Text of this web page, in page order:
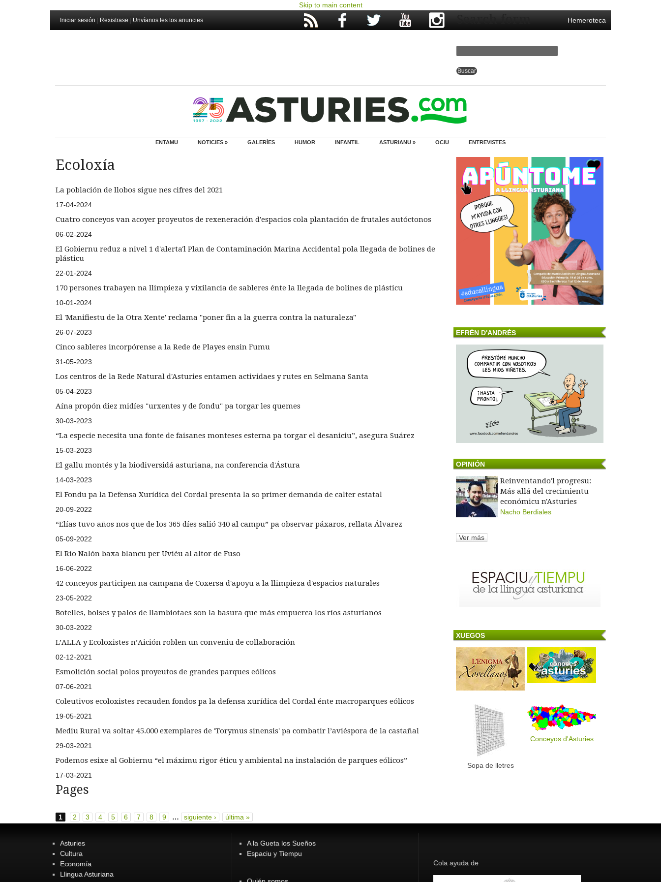
Skip to main content
Iniciar sesión Rexistrase Unvíanos les tos anuncies Hemeroteca
Search form
ENTAMU NOTICIES » GALERÍES HUMOR INFANTIL ASTURIANU » OCIU ENTREVISTES
Ecoloxía
La población de llobos sigue nes cifres del 2021
17-04-2024
Cuatro conceyos van acoyer proyeutos de rexeneración d'espacios cola plantación de frutales autóctonos
06-02-2024
El Gobiernu reduz a nivel 1 d'alerta'l Plan de Contaminación Marina Accidental pola llegada de bolines de
plásticu
22-01-2024
170 persones trabayen na llimpieza y vixilancia de sableres énte la llegada de bolines de plásticu
10-01-2024
El 'Manifiestu de la Otra Xente' reclama "poner fin a la guerra contra la naturaleza"
26-07-2023
Cinco sableres incorpórense a la Rede de Playes ensin Fumu
31-05-2023
Los centros de la Rede Natural d'Asturies entamen actividaes y rutes en Selmana Santa
05-04-2023
Aína propón diez midíes "urxentes y de fondu" pa torgar les quemes
30-03-2023
“La especie necesita una fonte de faisanes monteses esterna pa torgar el desaniciu”, asegura Suárez
15-03-2023
El gallu montés y la biodiversidá asturiana, na conferencia d'Ástura
14-03-2023
El Fondu pa la Defensa Xurídica del Cordal presenta la so primer demanda de calter estatal
20-09-2022
“Elías tuvo años nos que de los 365 díes salió 340 al campu” pa observar páxaros, rellata Álvarez
05-09-2022
El Río Nalón baxa blancu per Uviéu al altor de Fuso
16-06-2022
42 conceyos participen na campaña de Coxersa d'apoyu a la llimpieza d'espacios naturales
23-05-2022
Botelles, bolses y palos de llambiotaes son la basura que más empuerca los ríos asturianos
30-03-2022
L’ALLA y Ecoloxistes n’Aición roblen un conveniu de collaboración
02-12-2021
Esmolición social polos proyeutos de grandes parques eólicos
07-06-2021
Coleutivos ecoloxistes recauden fondos pa la defensa xurídica del Cordal énte macroparques eólicos
19-05-2021
Mediu Rural va soltar 45.000 exemplares de 'Torymus sinensis' pa combatir l’aviéspora de la castañal
29-03-2021
Podemos esixe al Gobiernu “el máximu rigor éticu y ambiental na instalación de parques eólicos”
17-03-2021
Pages
1 2 3 4 5 6 7 8 9 … siguiente › última »
EFRÉN D'ANDRÉS
OPINIÓN
Reinventando'l progresu:
Más allá del crecimientu
económicu n'Asturies
Nacho Berdiales
Ver más
XUEGOS
Sopa de lletres
Conceyos d'Asturies
Asturies
Cultura
Economía
Llingua Asturiana
A la Gueta los Sueños
Espaciu y Tiempu
Cola ayuda de